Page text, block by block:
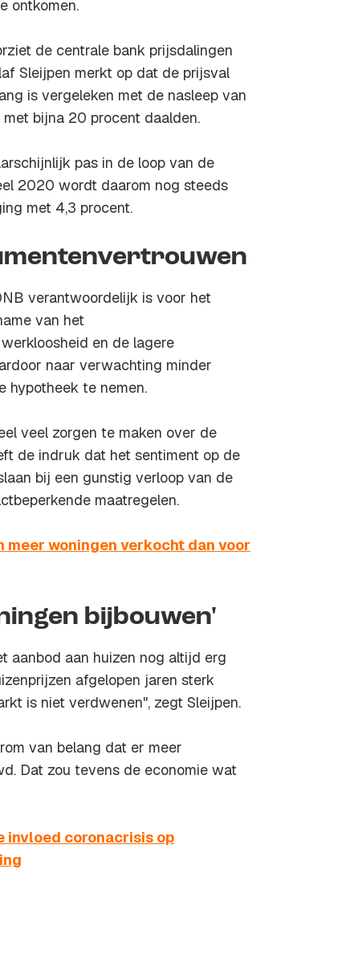
ontkomen.
de centrale bank prijsdalingen
Sleijpen merkt op dat de prijsval
is vergeleken met de nasleep van
bijna 20 procent daalden.
pas in de loop van de
2020 wordt daarom nog steeds
met 4,3 procent.
verantwoordelijk is voor het
van het
en de lagere
naar verwachting minder
hypotheek te nemen.
veel zorgen te maken over de
de indruk dat het sentiment op de
bij een gunstig verloop van de
maatregelen.
meer woningen verkocht dan voor
bijbouwen'
aanbod aan huizen nog altijd erg
afgelopen jaren sterk
is niet verdwenen", zegt Sleijpen.
van belang dat er meer
Dat zou tevens de economie wat
invloed coronacrisis op